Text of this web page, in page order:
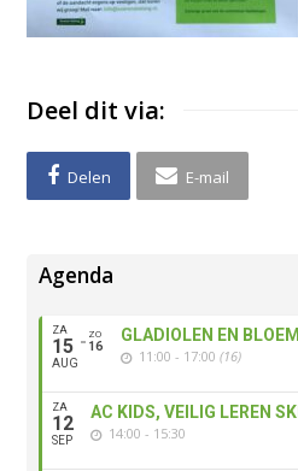
Deel dit via:
Delen E-mail
Agenda
ZA
15
AUG
ZO
16
GLADIOLEN EN
11:00 - 17:00(16)
ZA
12
SEP
AC KIDS, VEILIG LEREN
14:00 - 15:30